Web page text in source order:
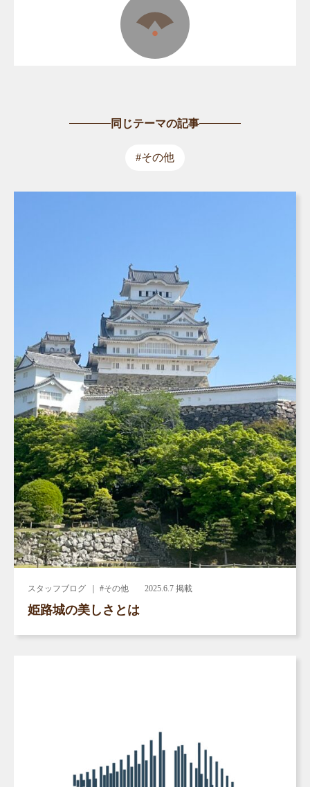
同じテーマの記事
#その他
スタッフブログ ｜ #その他 2025.6.7 掲載
姫路城の美しさとは